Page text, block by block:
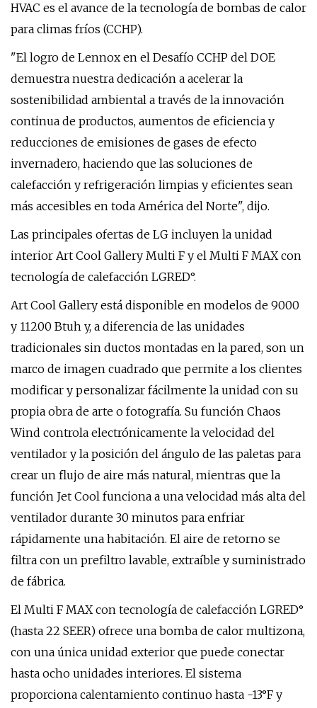
HVAC es el avance de la tecnología de bombas de calor
para climas fríos (CCHP).
"El logro de Lennox en el Desafío CCHP del DOE
demuestra nuestra dedicación a acelerar la
sostenibilidad ambiental a través de la innovación
continua de productos, aumentos de eficiencia y
reducciones de emisiones de gases de efecto
invernadero, haciendo que las soluciones de
calefacción y refrigeración limpias y eficientes sean
más accesibles en toda América del Norte", dijo.
Las principales ofertas de LG incluyen la unidad
interior Art Cool Gallery Multi F y el Multi F MAX con
tecnología de calefacción LGRED°.
Art Cool Gallery está disponible en modelos de 9000
y 11200 Btuh y, a diferencia de las unidades
tradicionales sin ductos montadas en la pared, son un
marco de imagen cuadrado que permite a los clientes
modificar y personalizar fácilmente la unidad con su
propia obra de arte o fotografía. Su función Chaos
Wind controla electrónicamente la velocidad del
ventilador y la posición del ángulo de las paletas para
crear un flujo de aire más natural, mientras que la
función Jet Cool funciona a una velocidad más alta del
ventilador durante 30 minutos para enfriar
rápidamente una habitación. El aire de retorno se
filtra con un prefiltro lavable, extraíble y suministrado
de fábrica.
El Multi F MAX con tecnología de calefacción LGRED°
(hasta 22 SEER) ofrece una bomba de calor multizona,
con una única unidad exterior que puede conectar
hasta ocho unidades interiores. El sistema
proporciona calentamiento continuo hasta -13°F y